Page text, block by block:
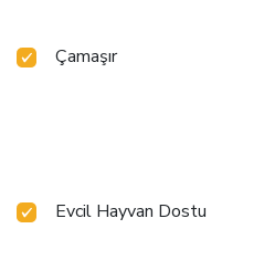
Çamaşır
Evcil Hayvan Dostu